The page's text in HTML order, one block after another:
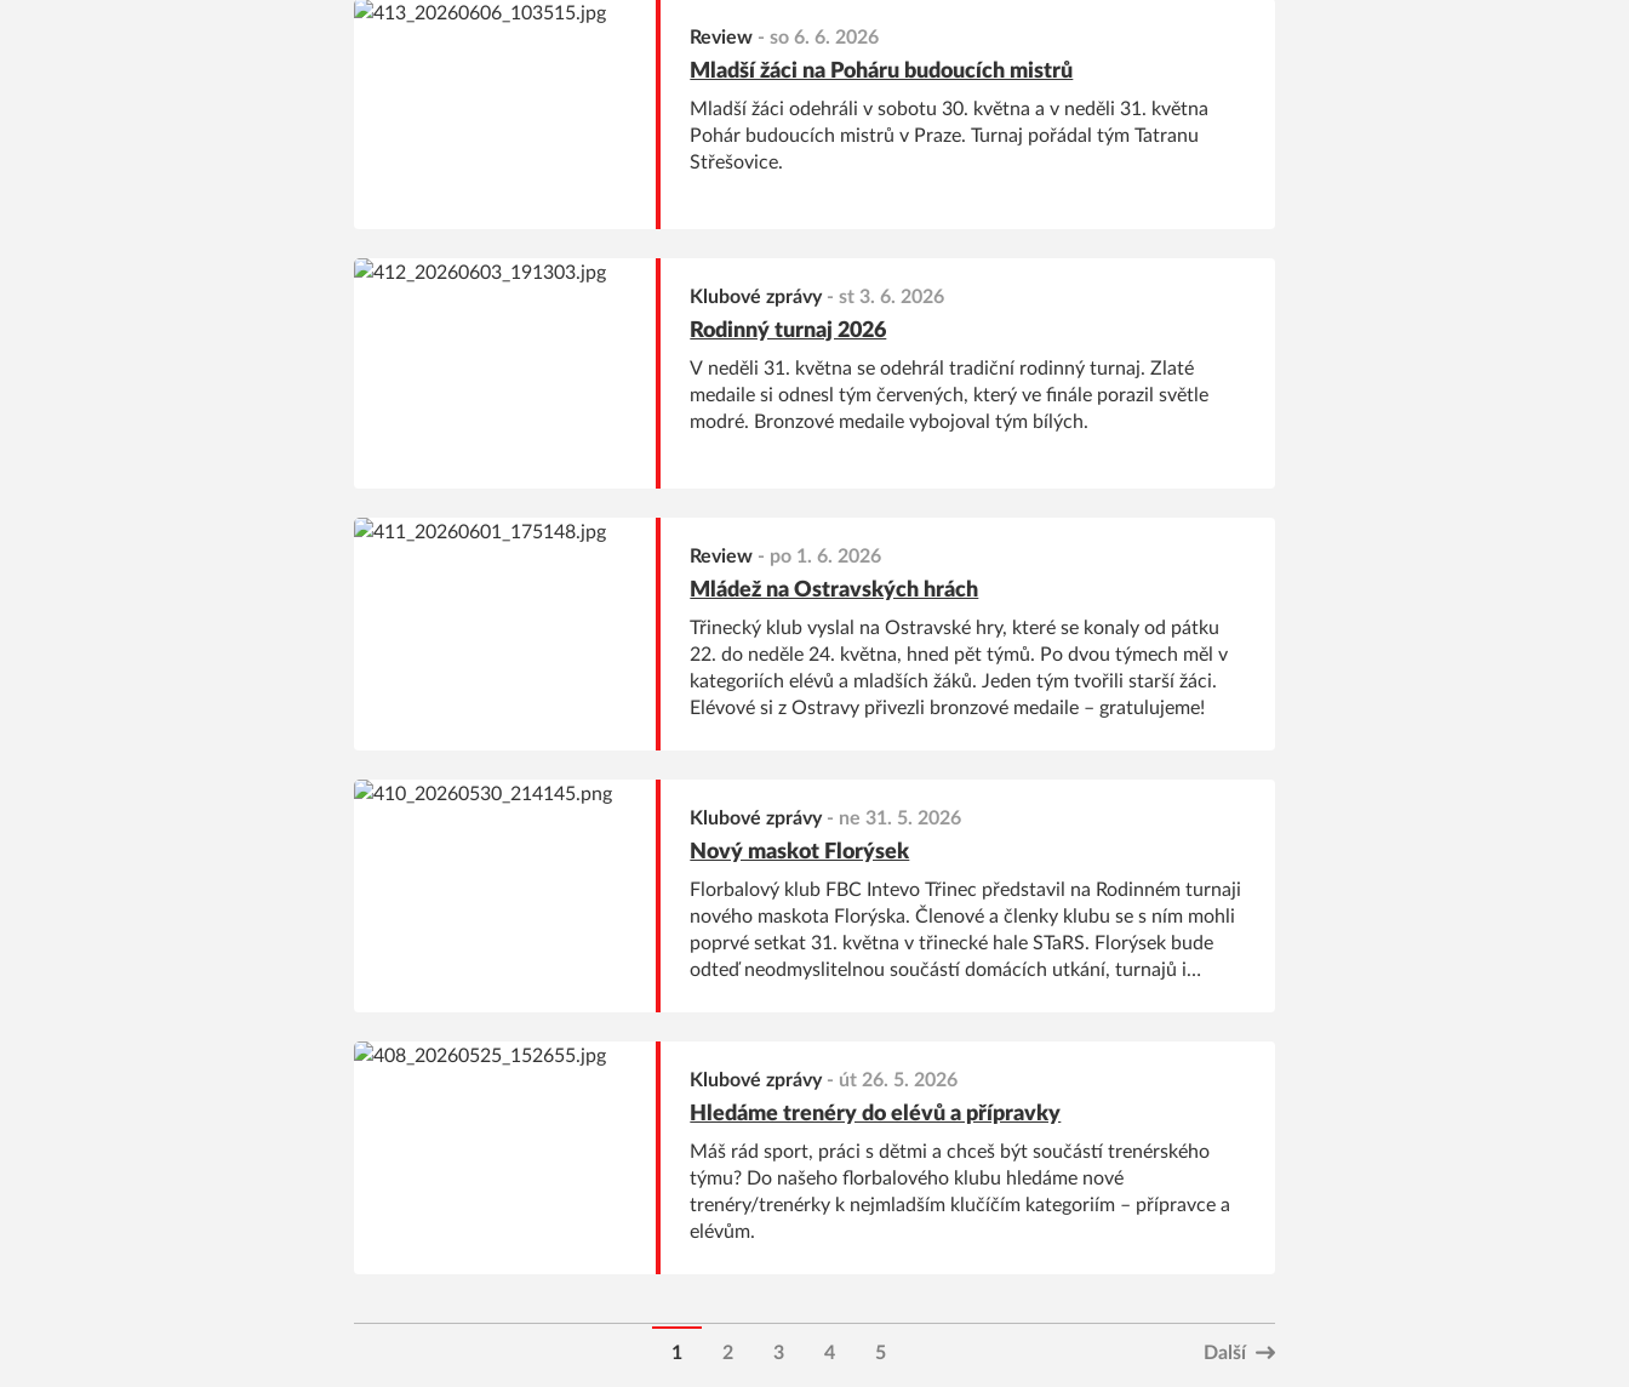
Review -so 6. 6. 2026
Mladší žáci na Poháru budoucích mistrů
Mladší žáci odehráli v sobotu 30. května a v neděli 31. května
Pohár budoucích mistrů v Praze. Turnaj pořádal tým Tatranu
Střešovice.
Klubové zprávy-st 3. 6. 2026
Rodinný turnaj 2026
V neděli 31. května se odehrál tradiční rodinný turnaj. Zlaté
medaile si odnesl tým červených, který ve finále porazil světle
modré. Bronzové medaile vybojoval tým bílých.
Review - po 1. 6. 2026
Mládež na Ostravských hrách
Třinecký klub vyslal na Ostravské hry, které se konaly od pátku
22. do neděle 24. května, hned pět týmů. Po dvou týmech měl v
kategoriích elévů a mladších žáků. Jeden tým tvořili starší žáci.
Elévové si z Ostravy přivezli bronzové medaile – gratulujeme!
Klubové zprávy- ne 31. 5. 2026
Nový maskot Florýsek
Florbalový klub FBC Intevo Třinec představil na Rodinném turnaji
nového maskota Florýska. Členové a členky klubu se s ním mohli
poprvé setkat 31. května v třinecké hale STaRS. Florýsek bude
odteď neodmyslitelnou součástí domácích utkání, turnajů i
Klubové zprávy- út 26. 5. 2026
Hledáme trenéry do elévů a přípravky
Máš rád sport, práci s dětmi a chceš být součástí trenérského
týmu? Do našeho florbalového klubu hledáme nové
trenéry/trenérky k nejmladším klučíčím kategoriím – přípravce a
elévům.
1 2 3 4 5 Další